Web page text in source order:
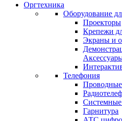
Оргтехника
Оборудование
Проекторы
Крепежи
Экраны и
Телефония
Гарнитура